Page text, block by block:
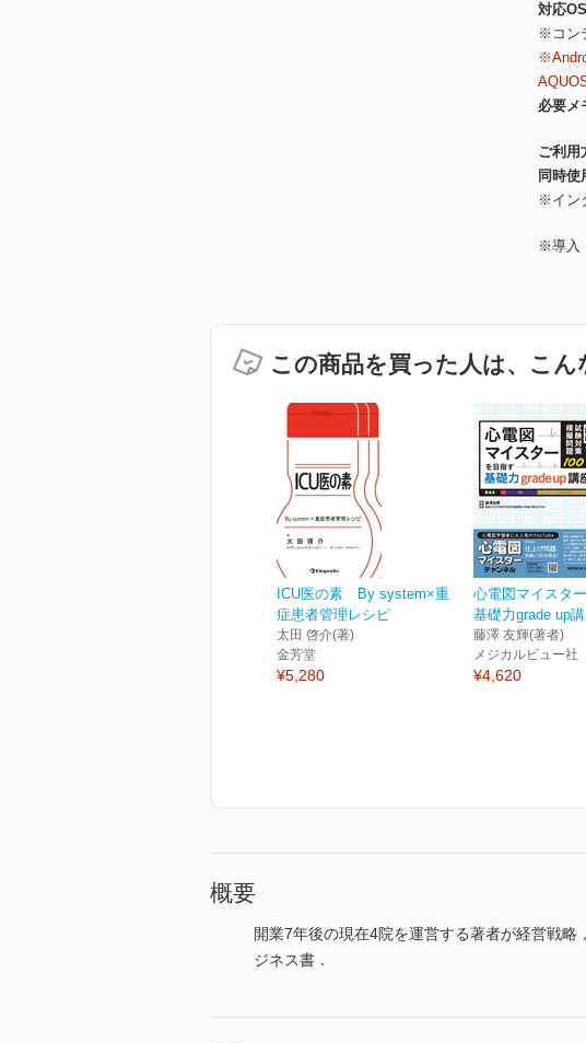
対応OS
※コン
必要メ
ご利用
同時使
※イン
※導入
この商品を買った人は、こん
ICU医の素 By system×重
症患者管理レシピ
太田 啓介(著)
金芳堂
¥5,280
心電図マイスタ
基礎力grade up
藤澤 友輝(著者)
メジカルビュー社
¥4,620
概要
開業7年後の現在4院を運営する著者が経営戦
ジネス書．